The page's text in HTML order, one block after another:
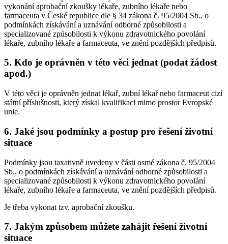
vykonání aprobační zkoušky lékaře, zubního lékaře nebo
farmaceuta v České republice dle § 34 zákona č. 95/2004 Sb., o
podmínkách získávání a uznávání odborné způsobilosti a
specializované způsobilosti k výkonu zdravotnického povolání
lékaře, zubního lékaře a farmaceuta, ve znění pozdějších předpisů.
5. Kdo je oprávněn v této věci jednat (podat žádost
apod.)
V této věci je oprávněn jednat lékař, zubní lékař nebo farmaceut cizí
státní příslušnosti, který získal kvalifikaci mimo prostor Evropské
unie.
6. Jaké jsou podmínky a postup pro řešení životní
situace
Podmínky jsou taxativně uvedeny v části osmé zákona č. 95/2004
Sb., o podmínkách získávání a uznávání odborné způsobilosti a
specializované způsobilosti k výkonu zdravotnického povolání
lékaře, zubního lékaře a farmaceuta, ve znění pozdějších předpisů.
Je třeba vykonat tzv. aprobační zkoušku.
7. Jakým způsobem můžete zahájit řešení životní
situace